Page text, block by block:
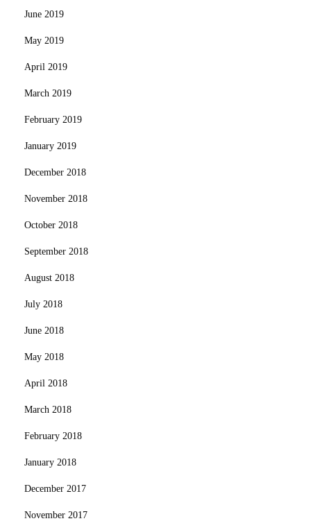
June 2019
May 2019
April 2019
March 2019
February 2019
January 2019
December 2018
November 2018
October 2018
September 2018
August 2018
July 2018
June 2018
May 2018
April 2018
March 2018
February 2018
January 2018
December 2017
November 2017